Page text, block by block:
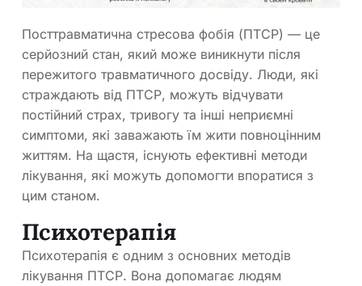
Посттравматична стресова фобія (ПТСР) — це
серйозний стан, який може виникнути після
пережитого травматичного досвіду. Люди, які
страждають від ПТСР, можуть відчувати
постійний страх, тривогу та інші неприємні
симптоми, які заважають їм жити повноцінним
життям. На щастя, існують ефективні методи
лікування, які можуть допомогти впоратися з
цим станом.
Психотерапія
Психотерапія є одним з основних методів
лікування ПТСР. Вона допомагає людям